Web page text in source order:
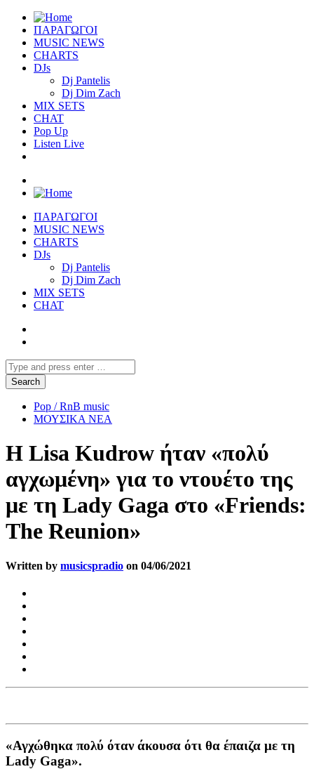
ΠΑΡΑΓΩΓΟΙ
MUSIC NEWS
CHARTS
DJs
Dj Pantelis
Dj Dim Zach
MIX SETS
CHAT
Pop Up
Listen Live
ΠΑΡΑΓΩΓΟΙ
MUSIC NEWS
CHARTS
DJs
Dj Pantelis
Dj Dim Zach
MIX SETS
CHAT
Pop / RnB music
ΜΟΥΣΙΚΑ ΝΕΑ
Η Lisa Kudrow ήταν «πολύ
αγχωμένη» για το ντουέτο της
με τη Lady Gaga στο «Friends:
The Reunion»
Written by musicspradio on 04/06/2021
«Αγχώθηκα πολύ όταν άκουσα ότι θα έπαιζα με τη
Lady Gaga».